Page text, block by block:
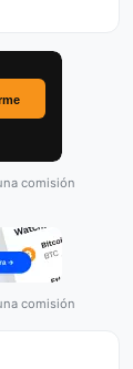
comisión
comisión